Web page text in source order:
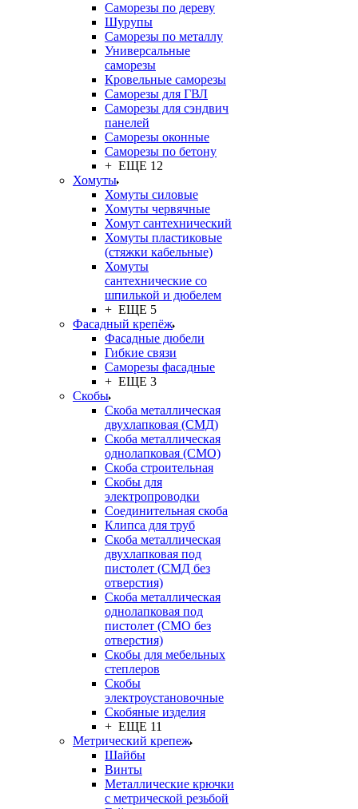
Саморезы по дереву
Шурупы
Саморезы по металлу
Универсальные
саморезы
Кровельные саморезы
Саморезы для ГВЛ
Саморезы для сэндвич
панелей
Саморезы оконные
Саморезы по бетону
+ ЕЩЕ 12
Хомуты
Хомуты силовые
Хомуты червячные
Хомут сантехнический
Хомуты пластиковые
(стяжки кабельные)
Хомуты
сантехнические со
шпилькой и дюбелем
+ ЕЩЕ 5
Фасадный крепёж
Фасадные дюбели
Гибкие связи
Саморезы фасадные
+ ЕЩЕ 3
Скобы
Скоба металлическая
двухлапковая (СМД)
Скоба металлическая
однолапковая (СМО)
Скоба строительная
Скобы для
электропроводки
Соединительная скоба
Клипса для труб
Скоба металлическая
двухлапковая под
пистолет (СМД без
отверстия)
Скоба металлическая
однолапковая под
пистолет (СМО без
отверстия)
Скобы для мебельных
степлеров
Скобы
электроустановочные
Скобяные изделия
+ ЕЩЕ 11
Метрический крепеж
Шайбы
Винты
Металлические крючки
с метрической резьбой